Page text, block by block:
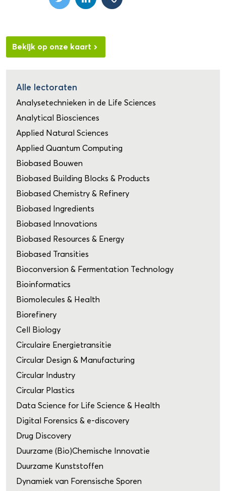
Bekijk op onze kaart
Alle lectoraten
Analysetechnieken in de Life Sciences
Analytical Biosciences
Applied Natural Sciences
Applied Quantum Computing
Biobased Bouwen
Biobased Building Blocks & Products
Biobased Chemistry & Refinery
Biobased Ingredients
Biobased Innovations
Biobased Resources & Energy
Biobased Transities
Bioconversion & Fermentation Technology
Bioinformatics
Biomolecules & Health
Biorefinery
Cell Biology
Circulaire Energietransitie
Circular Design & Manufacturing
Circular Industry
Circular Plastics
Data Science for Life Science & Health
Digital Forensics & e-discovery
Drug Discovery
Duurzame (Bio)Chemische Innovatie
Duurzame Kunststoffen
Dynamiek van Forensische Sporen